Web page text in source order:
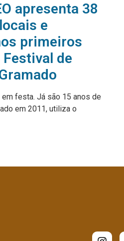
apresenta 38
e
primeiros
de
em festa. Já são 15 anos de
em 2011, utiliza o